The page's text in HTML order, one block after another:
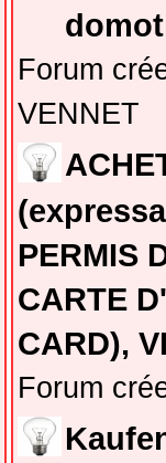
Forum
VENNET
PERMIS
CARTE
CARD),
Forum